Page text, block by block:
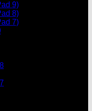
9)
8)
7)